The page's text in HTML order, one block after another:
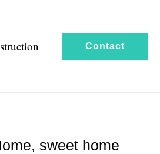
Contact
sweet home